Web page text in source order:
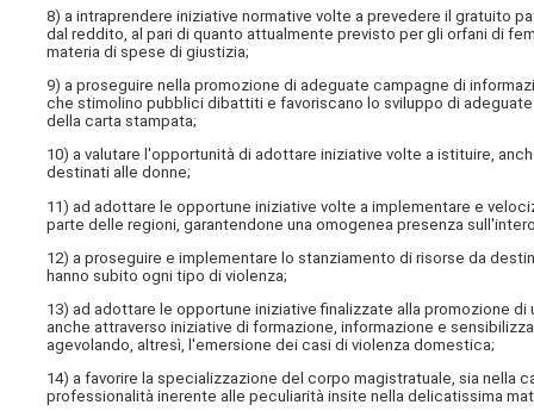
8) a intraprendere iniziative normative volte a prevedere il gratuito
dal reddito, al pari di quanto attualmente previsto per gli orfani di
materia di spese di giustizia;
9) a proseguire nella promozione di adeguate campagne di
che stimolino pubblici dibattiti e favoriscano lo sviluppo di
della carta stampata;
10) a valutare l'opportunità di adottare iniziative volte a istituire,
destinati alle donne;
11) ad adottare le opportune iniziative volte a implementare e
parte delle regioni, garantendone una omogenea presenza
12) a proseguire e implementare lo stanziamento di risorse da
hanno subito ogni tipo di violenza;
13) ad adottare le opportune iniziative finalizzate alla promozione
anche attraverso iniziative di formazione, informazione e
agevolando, altresì, l'emersione dei casi di violenza domestica;
14) a favorire la specializzazione del corpo magistratuale, sia nella
professionalità inerente alle peculiarità insite nella delicatissima